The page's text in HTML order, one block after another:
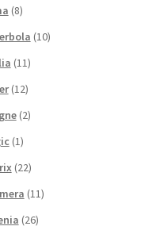
(8)
(10)
(11)
(12)
(2)
(1)
(22)
(11)
(26)